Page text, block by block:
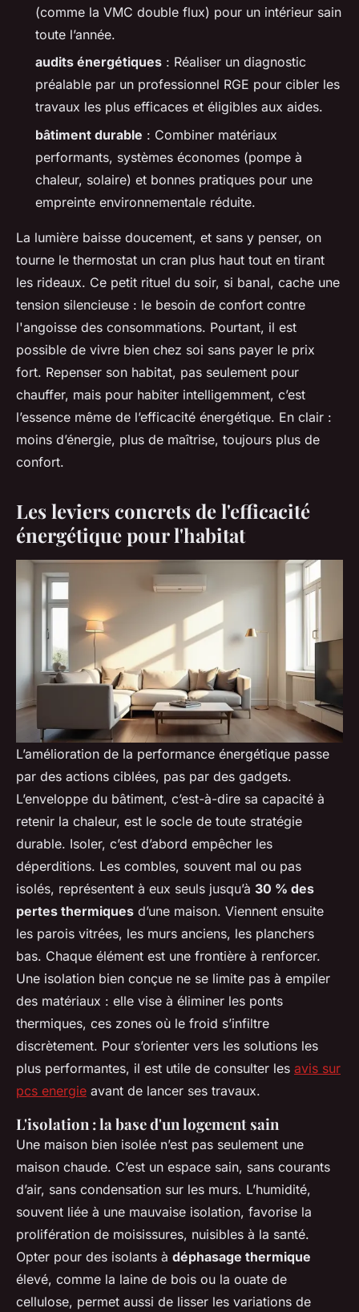
(comme la VMC double flux) pour un intérieur sain
toute l’année.
audits énergétiques : Réaliser un diagnostic
préalable par un professionnel RGE pour cibler les
travaux les plus efficaces et éligibles aux aides.
bâtiment durable : Combiner matériaux
performants, systèmes économes (pompe à
chaleur, solaire) et bonnes pratiques pour une
empreinte environnementale réduite.
La lumière baisse doucement, et sans y penser, on
tourne le thermostat un cran plus haut tout en tirant
les rideaux. Ce petit rituel du soir, si banal, cache une
tension silencieuse : le besoin de confort contre
l'angoisse des consommations. Pourtant, il est
possible de vivre bien chez soi sans payer le prix
fort. Repenser son habitat, pas seulement pour
chauffer, mais pour habiter intelligemment, c’est
l’essence même de l’efficacité énergétique. En clair :
moins d’énergie, plus de maîtrise, toujours plus de
confort.
Les leviers concrets de l'efficacité
énergétique pour l'habitat
L’amélioration de la performance énergétique passe
par des actions ciblées, pas par des gadgets.
L’enveloppe du bâtiment, c’est-à-dire sa capacité à
retenir la chaleur, est le socle de toute stratégie
durable. Isoler, c’est d’abord empêcher les
déperditions. Les combles, souvent mal ou pas
isolés, représentent à eux seuls jusqu’à 30 % des
pertes thermiques d’une maison. Viennent ensuite
les parois vitrées, les murs anciens, les planchers
bas. Chaque élément est une frontière à renforcer.
Une isolation bien conçue ne se limite pas à empiler
des matériaux : elle vise à éliminer les ponts
thermiques, ces zones où le froid s’infiltre
discrètement. Pour s’orienter vers les solutions les
plus performantes, il est utile de consulter les avis sur
pcs energie avant de lancer ses travaux.
L'isolation : la base d'un logement sain
Une maison bien isolée n’est pas seulement une
maison chaude. C’est un espace sain, sans courants
d’air, sans condensation sur les murs. L’humidité,
souvent liée à une mauvaise isolation, favorise la
prolifération de moisissures, nuisibles à la santé.
Opter pour des isolants à déphasage thermique
élevé, comme la laine de bois ou la ouate de
cellulose, permet aussi de lisser les variations de